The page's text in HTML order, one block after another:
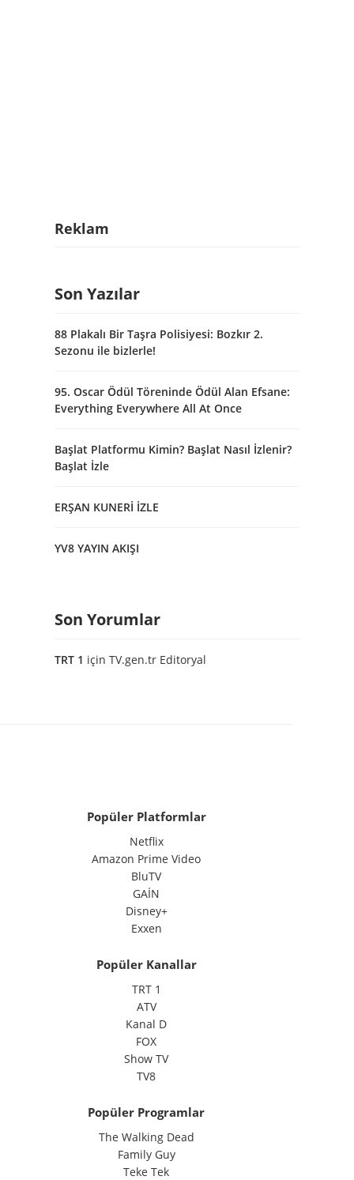
Reklam
Son Yazılar
88 Plakalı Bir Taşra Polisiyesi: Bozkır 2.
Sezonu ile bizlerle!
95. Oscar Ödül Töreninde Ödül Alan Efsane:
Everything Everywhere All At Once
Başlat Platformu Kimin? Başlat Nasıl İzlenir?
Başlat İzle
ERŞAN KUNERİ İZLE
YV8 YAYIN AKIŞI
Son Yorumlar
TRT 1 için TV.gen.tr Editoryal
Popüler Platformlar
Netflix
Amazon Prime Video
BluTV
GAİN
Disney+
Exxen
Popüler Kanallar
TRT 1
ATV
Kanal D
FOX
Show TV
TV8
Popüler Programlar
The Walking Dead
Family Guy
Teke Tek